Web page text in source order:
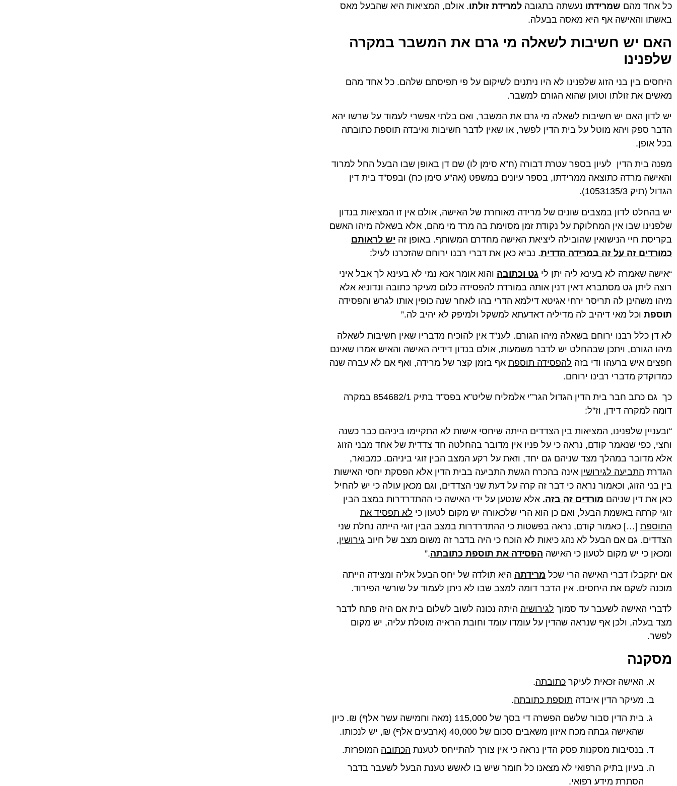
כל אחד מהם שמרידתו נעשתה בתגובה למרידת זולתו. אולם, המציאות היא שהבעל מאס
באשתו והאישה אף היא מאסה בבעלה.
האם יש חשיבות לשאלה מי גרם את המשבר במקרה
שלפנינו
היחסים בין בני הזוג שלפנינו לא היו ניתנים לשיקום על פי תפיסתם שלהם. כל אחד מהם
מאשים את זולתו וטוען שהוא הגורם למשבר.
יש לדון האם יש חשיבות לשאלה מי גרם את המשבר, ואם בלתי אפשרי לעמוד על שרשו יהא
הדבר ספק ויהא מוטל על בית הדין לפשר, או שאין לדבר חשיבות ואיבדה תוספת כתובתה
בכל אופן.
מפנה בית הדין לעיון בספר עטרת דבורה (ח”א סימן לו) שם דן באופן שבו הבעל החל למרוד
והאישה מרדה כתוצאה ממרידתו, בספר עיונים במשפט (אה”ע סימן כח) ובפס”ד בית דין
הגדול (תיק 1053135/3).
יש בהחלט לדון במצבים שונים של מרידה מאוחרת של האישה, אולם אין זו המציאות בנדון
שלפנינו שבו אין המחלוקת על נקודת זמן מסוימת בה מרד מי מהם, אלא בשאלה מיהו האשם
בקריסת חיי הנישואין שהובילה ליציאת האישה מחדרם המשותף. באופן זה יש לראותם
כמורדים זה על זה במרידה הדדית. נביא כאן את דברי רבנו ירוחם שהזכרנו לעיל:
“אישה שאמרה לא בעינא ליה יתן לי גט וכתובה והוא אומר אנא נמי לא בעינא לך אבל איני
רוצה ליתן גט מסתברא דאין דנין אותה במורדת להפסידה כלום מעיקר כתובה ונדוניא אלא
מיהו משהינן לה תריסר ירחי אגיטא דילמא הדרי בהו לאחר שנה כופין אותו לגרש והפסידה
תוספת וכל מאי דיהיב לה מדיליה דאדעתא למשקל ולמיפק לא יהיב לה.”
לא דן כלל רבנו ירוחם בשאלה מיהו הגורם. לענ”ד אין להוכיח מדבריו שאין חשיבות לשאלה
מיהו הגורם, ויתכן שבהחלט יש לדבר משמעות, אולם בנדון דידיה האישה והאיש אמרו שאינם
חפצים איש ברעהו ודי בזה להפסידה תוספת אף בזמן קצר של מרידה, ואף אם לא עברה שנה
כמדוקדק מדברי רבינו ירוחם.
כך גם כתב חבר בית הדין הגדול הגר”י אלמליח שליט”א בפס”ד בתיק 854682/1 במקרה
דומה למקרה דידן, וז”ל:
“ובעניין שלפנינו, המציאות בין הצדדים הייתה שיחסי אישות לא התקיימו ביניהם כבר כשנה
וחצי, כפי שנאמר קודם, נראה כי על פניו אין מדובר בהחלטה חד צדדית של אחד מבני הזוג
אלא מדובר במהלך מצד שניהם גם יחד, וזאת על רקע המצב הבין זוגי ביניהם. כמבואר,
הגדרת התביעה לגירושין אינה בהכרח הגשת התביעה בבית הדין אלא הפסקת יחסי האישות
בין בני הזוג, וכאמור נראה כי דבר זה קרה על דעת שני הצדדים, וגם מכאן עולה כי יש להחיל
כאן את דין שניהם מורדים זה בזה. אלא שנטען על ידי האישה כי ההתדרדרות במצב הבין
זוגי קרתה באשמת הבעל, ואם כן הוא הרי שלכאורה יש מקום לטעון כי לא תפסיד את
התוספת […] כאמור קודם, נראה בפשטות כי ההתדרדרות במצב הבין זוגי הייתה נחלת שני
הצדדים. גם אם הבעל לא נהג כיאות לא הוכח כי היה בדבר זה משום מצב של חיוב גירושין,
ומכאן כי יש מקום לטעון כי האישה הפסידה את תוספת כתובתה.”
אם יתקבלו דברי האישה הרי שכל מרידתה היא תולדה של יחס הבעל אליה ומצידה הייתה
מוכנה לשקם את היחסים. אין הדבר דומה למצב שבו לא ניתן לעמוד על שורשי הפירוד.
לדברי האישה לשעבר עד סמוך לגירושיה היתה נכונה לשוב לשלום בית אם היה פתח לדבר
מצד בעלה, ולכן אף שנראה שהדין על עומדו עומד וחובת הראיה מוטלת עליה, יש מקום
לפשר.
מסקנה
האישה זכאית לעיקר כתובתה.
מעיקר הדין איבדה תוספת כתובתה.
בית הדין סבור שלשם הפשרה די בסך של 115,000 (מאה וחמישה עשר אלף) ₪. כיון
שהאישה גבתה מכח איזון משאבים סכום של 40,000 (ארבעים אלף) ₪, יש לנכותו.
בנסיבות מסקנות פסק הדין נראה כי אין צורך להתייחס לטענת הכתובה המופרזת.
בעיון בתיק הרפואי לא מצאנו כל חומר שיש בו לאשש טענת הבעל לשעבר בדבר
הסתרת מידע רפואי.